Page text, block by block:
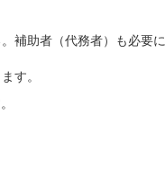
補助者（代務者）も必要に
す。